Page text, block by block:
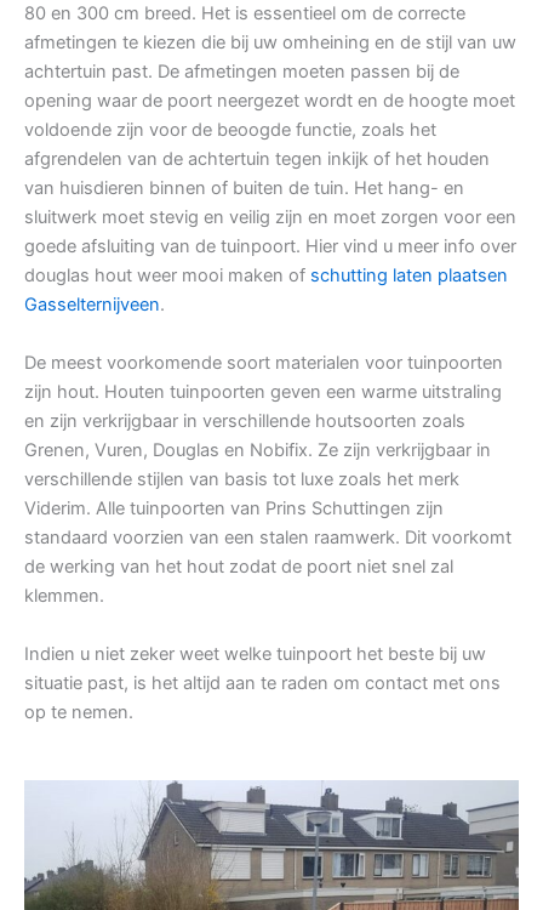
80 en 300 cm breed. Het is essentieel om de correcte
afmetingen te kiezen die bij uw omheining en de stijl van uw
achtertuin past. De afmetingen moeten passen bij de
opening waar de poort neergezet wordt en de hoogte moet
voldoende zijn voor de beoogde functie, zoals het
afgrendelen van de achtertuin tegen inkijk of het houden
van huisdieren binnen of buiten de tuin. Het hang- en
sluitwerk moet stevig en veilig zijn en moet zorgen voor een
goede afsluiting van de tuinpoort. Hier vind u meer info over
douglas hout weer mooi maken of schutting laten plaatsen
Gasselternijveen.
De meest voorkomende soort materialen voor tuinpoorten
zijn hout. Houten tuinpoorten geven een warme uitstraling
en zijn verkrijgbaar in verschillende houtsoorten zoals
Grenen, Vuren, Douglas en Nobifix. Ze zijn verkrijgbaar in
verschillende stijlen van basis tot luxe zoals het merk
Viderim. Alle tuinpoorten van Prins Schuttingen zijn
standaard voorzien van een stalen raamwerk. Dit voorkomt
de werking van het hout zodat de poort niet snel zal
klemmen.
Indien u niet zeker weet welke tuinpoort het beste bij uw
situatie past, is het altijd aan te raden om contact met ons
op te nemen.